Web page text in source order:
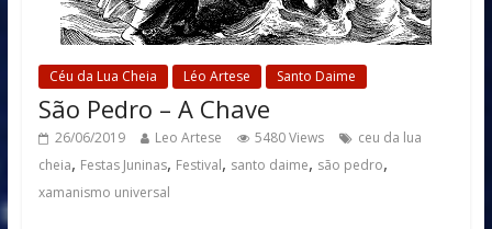
Céu da Lua Cheia Léo Artese Santo Daime
São Pedro – A Chave
26/06/2019 Leo Artese 5480 Views
ceu da lua
cheia, Festas Juninas, Festival, santo daime, são pedro,
xamanismo universal